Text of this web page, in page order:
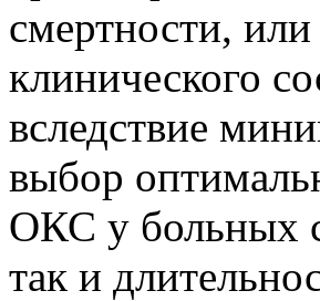
смертности, или
клинического
вследствие
выбор
ОКС у больных
так и